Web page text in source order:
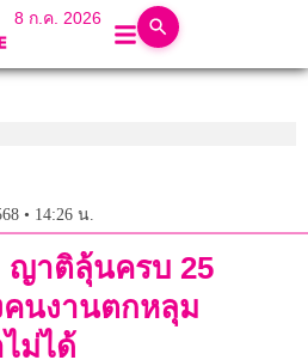
8 ก.ค. 2026
• 14:26 น.
ญาติลุ้นครบ 25
คนงานตกหลุม
ม่ได้